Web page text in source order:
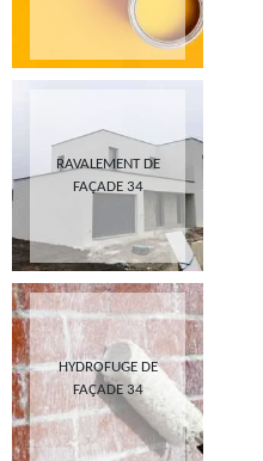
RAVALEMENT DE
FAÇADE 34
HYDROFUGE DE
FAÇADE 34